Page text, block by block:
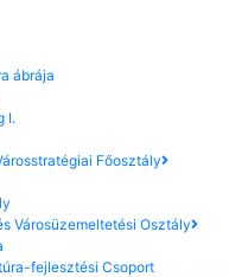
ábrája
I.
Főosztály
Városüzemeltetési Osztály
fejlesztési Csoport